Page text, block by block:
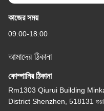
কাজের সময়
09:00-18:00
আমাদের ঠিকানা
কোম্পানির ঠিকানা
Rm1303 Qiurui Building
District Shenzhen, 518131